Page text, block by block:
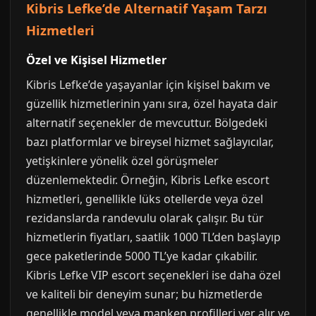
Kibris Lefke’de Alternatif Yaşam Tarzı
Hizmetleri
Özel ve Kişisel Hizmetler
Kibris Lefke’de yaşayanlar için kişisel bakım ve
güzellik hizmetlerinin yanı sıra, özel hayata dair
alternatif seçenekler de mevcuttur. Bölgedeki
bazı platformlar ve bireysel hizmet sağlayıcılar,
yetişkinlere yönelik özel görüşmeler
düzenlemektedir. Örneğin, Kibris Lefke escort
hizmetleri, genellikle lüks otellerde veya özel
rezidanslarda randevulu olarak çalışır. Bu tür
hizmetlerin fiyatları, saatlik 1000 TL’den başlayıp
gece paketlerinde 5000 TL’ye kadar çıkabilir.
Kibris Lefke VIP escort seçenekleri ise daha özel
ve kaliteli bir deneyim sunar; bu hizmetlerde